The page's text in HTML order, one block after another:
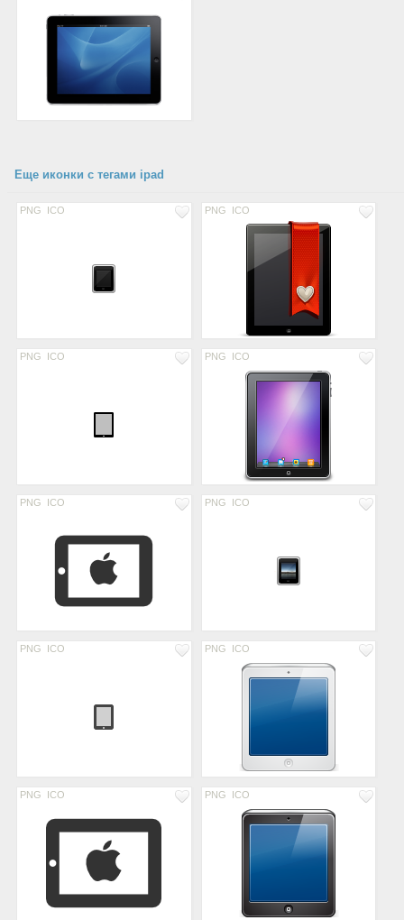
Еще иконки с тегами ipad
PNG ICO PNG ICO
PNG ICO PNG ICO
PNG ICO PNG ICO
PNG ICO PNG ICO
PNG ICO PNG ICO